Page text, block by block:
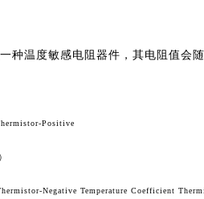
种温度敏感电阻器件，其电阻值会
Positive
Negative Temperature Coefficient